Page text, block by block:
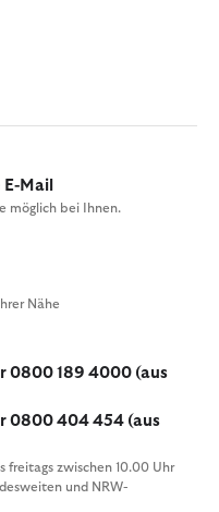
Mail
möglich bei Ihnen.
Nähe
0800 189 4000 (aus
0800 404 454 (aus
freitags zwischen 10.00 Uhr
und NRW-